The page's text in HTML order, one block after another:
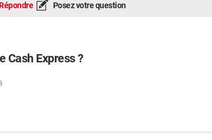
Posez votre question
Cash Express ?